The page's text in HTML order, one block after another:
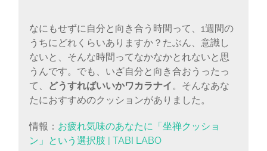
なにもせずに自分と向き合う時間って、1週間の
うちにどれくらいありますか？たぶん、意識し
ないと、そんな時間ってなかなかとれないと思
うんです。でも、いざ自分と向き合おうったっ
て、
どうすればいいかワカラナイ。そんなあな
たにおすすめのクッションがありました。
情報： お疲れ気味のあなたに「坐禅クッショ
ン」という選択肢 | TABI LABO